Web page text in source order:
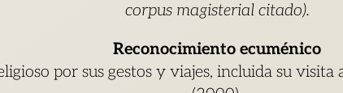
corpus magisterial citado).
Reconocimiento ecuménico
por sus gestos y viajes, incluida su visita